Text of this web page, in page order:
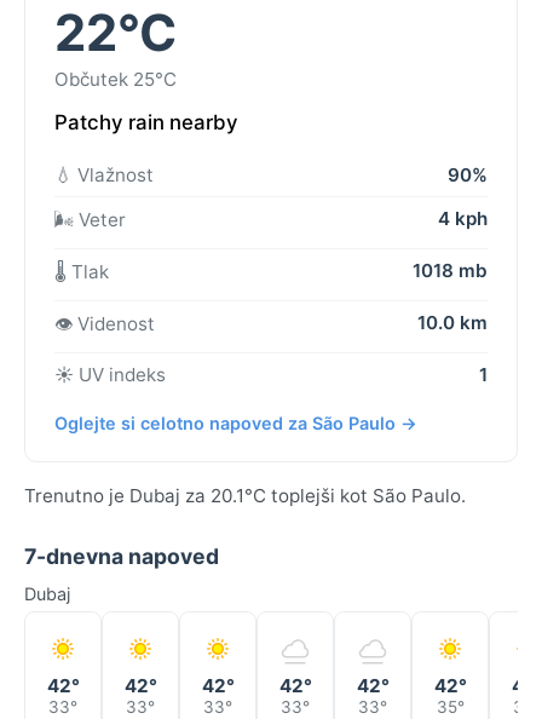
22°C
Občutek 25°C
Patchy rain nearby
💧 Vlažnost
90%
🌬️ Veter
4 kph
🌡️ Tlak 1018 mb
👁️ Videnost 10.0 km
☀️ UV indeks 1
Oglejte si celotno napoved za São Paulo →
Trenutno je Dubaj za 20.1°C toplejši kot São Paulo.
7-dnevna napoved
Dubaj
42°
33°
42°
33°
42°
33°
42°
33°
42°
33°
42°
35° 33°